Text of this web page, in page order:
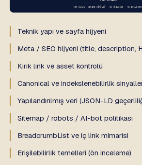
Teknik yapı ve sayfa hijyeni
Meta / SEO hijyeni (title, description,
Kırık link ve asset kontrolü
Canonical ve indekslenebilirlik
Yapılandırılmış veri (JSON-LD
Sitemap / robots / AI-bot politikası
BreadcrumbList ve iç link mimarisi
Erişilebilirlik temelleri (ön inceleme)